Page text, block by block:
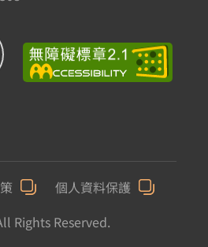
個人資料保護
Rights Reserved.